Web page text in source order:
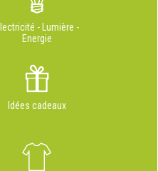
- Lumière -
Energie
Idées cadeaux